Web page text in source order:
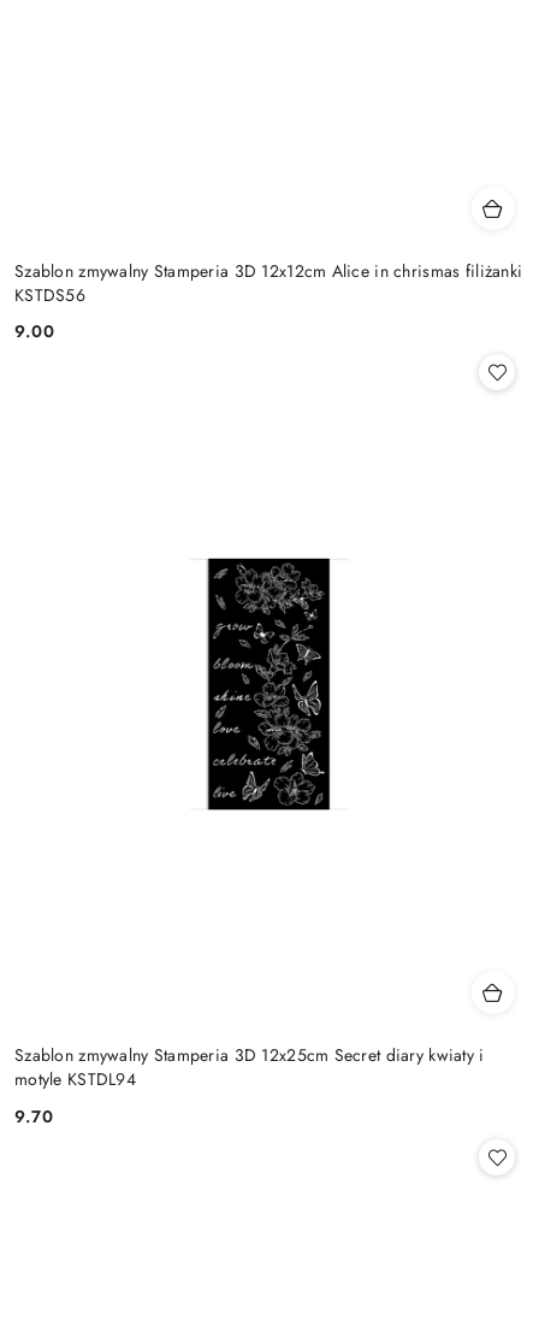
Szablon zmywalny Stamperia 3D 12x12cm Alice in chrismas filiżanki
KSTDS56
Cena:
9.00
Szablon zmywalny Stamperia 3D 12x25cm Secret diary kwiaty i
motyle KSTDL94
Cena:
9.70